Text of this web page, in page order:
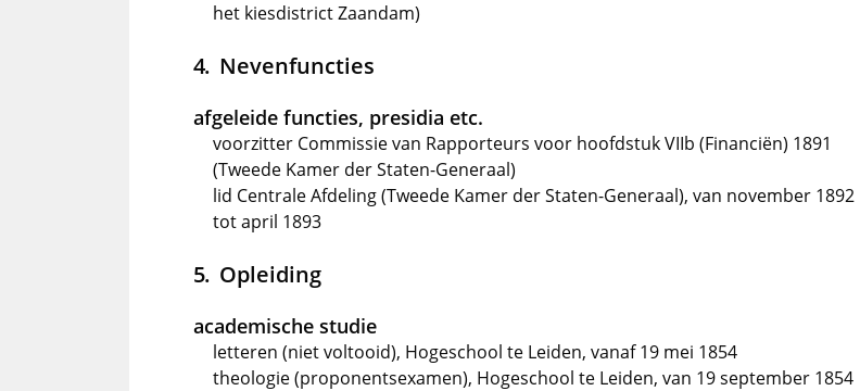
het kiesdistrict Zaandam)
Nevenfuncties
afgeleide functies, presidia etc.
voorzitter Commissie van Rapporteurs voor hoofdstuk VIIb (Financiën) 1891
(Tweede Kamer der Staten-Generaal)
lid Centrale Afdeling (Tweede Kamer der Staten-Generaal), van november 1892
tot april 1893
Opleiding
academische studie
letteren (niet voltooid), Hogeschool te Leiden, vanaf 19 mei 1854
theologie (proponentsexamen), Hogeschool te Leiden, van 19 september 1854